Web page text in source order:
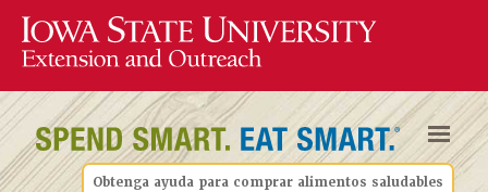
Obtenga ayuda para comprar alimentos saludables